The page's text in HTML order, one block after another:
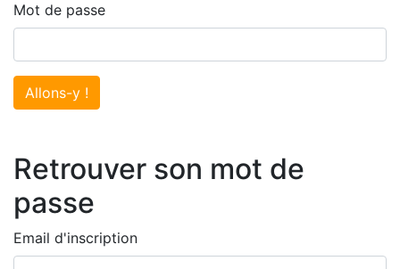
Mot de passe
Allons-y !
Retrouver son mot de
passe
Email d'inscription